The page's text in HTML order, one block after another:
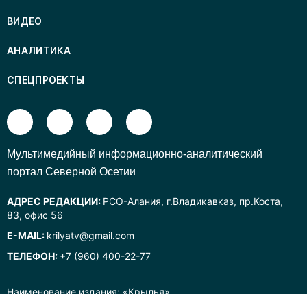
ВИДЕО
АНАЛИТИКА
СПЕЦПРОЕКТЫ
Mультимедийный информационно-аналитический
портал Северной Осетии
АДРЕС РЕДАКЦИИ: РСО-Алания, г.Владикавказ, пр.Коста,
83, офис 56
E-MAIL: krilyatv@gmail.com
ТЕЛЕФОН: +7 (960) 400-22-77